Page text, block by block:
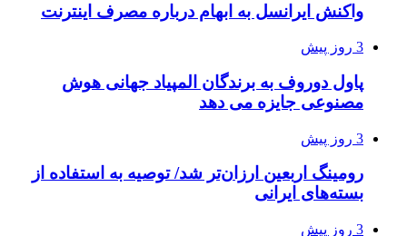
واکنش ایرانسل به ابهام درباره مصرف اینترنت
3 روز پیش
پاول دوروف به برندگان المپیاد جهانی هوش
مصنوعی جایزه می دهد
3 روز پیش
رومینگ اربعین ارزان‌تر شد/ توصیه به استفاده از
بسته‌های ایرانی
3 روز پیش